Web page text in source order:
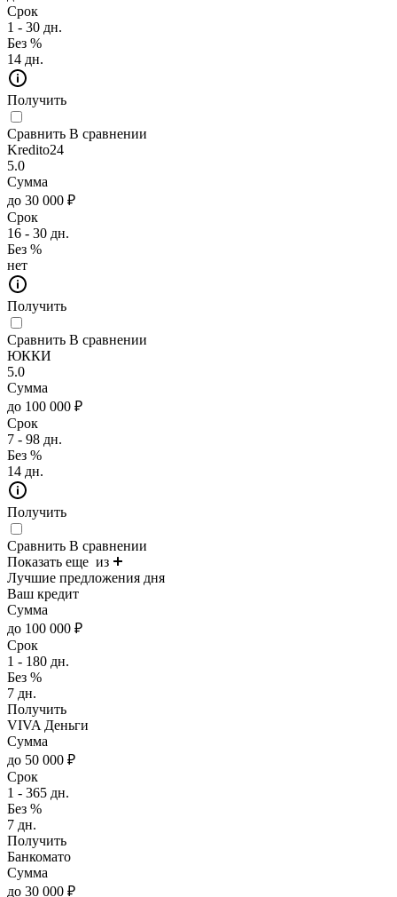
Срок
1 - 30 дн.
Без %
14 дн.
Получить
Сравнить В сравнении
Kredito24
5.0
Сумма
до 30 000 ₽
Срок
16 - 30 дн.
Без %
нет
Получить
Сравнить В сравнении
ЮККИ
5.0
Сумма
до 100 000 ₽
Срок
7 - 98 дн.
Без %
14 дн.
Получить
Сравнить В сравнении
Показать еще из
Лучшие предложения дня
Ваш кредит
Сумма
до 100 000 ₽
Срок
1 - 180 дн.
Без %
7 дн.
Получить
VIVA Деньги
Сумма
до 50 000 ₽
Срок
1 - 365 дн.
Без %
7 дн.
Получить
Банкомато
Сумма
до 30 000 ₽